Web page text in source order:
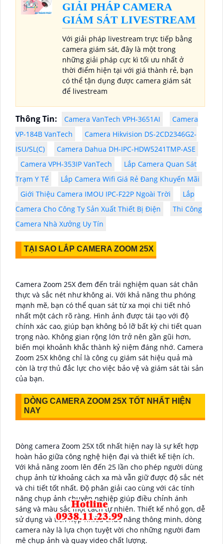
GIẢI PHÁP CAMERA
GIÁM SÁT LIVESTREAM
Với giải pháp livestream trực tiếp bằng
camera giám sát, đây là một trong
những giải pháp cực kì tối ưu nhất ở
thời điểm hiện tại với giá thành rẻ, bạn
có thể tận dụng được camera giám sát
để livestream
Thông Tin: Camera VanTech VPH-3651AI
Camera
VP-184B VanTech
Camera Hikvision DS-2CD2346G2-
ISU/SL(C)
Camera Dahua DH-IPC-HDW5241TMP-ASE
Camera VPH-353IP VanTech
Lắp Camera Quan Sát
Trạm Y Tế
Lắp Camera Wifi Giá Rẻ Đang Khuyến Mãi
Giới Thiệu Camera IMOU IPC-F22P Ngoài Trời
Lắp
Camera Cho Công Ty Sản Xuất Thiết Bị Điện
Thi Công
Camera Nhà Xưởng Uy Tín
TẠI SAO LẮP CAMERA ZOOM 25X
Camera Zoom 25X đem đến trải nghiệm quan sát chân
thực và sắc nét như không ai. Với khả năng thu phóng
mạnh mẽ, bạn có thể quan sát từ xa mọi chi tiết nhỏ
nhất một cách rõ ràng. Hình ảnh được tái tạo với độ
chính xác cao, giúp bạn không bỏ lỡ bất kỳ chi tiết quan
trọng nào. Không gian rộng lớn trở nên gần gũi hơn,
biến mọi khoảnh khắc thành kỷ niệm đáng nhớ. Camera
Zoom 25X không chỉ là công cụ giám sát hiệu quả mà
còn là trợ thủ đắc lực cho việc bảo vệ và giám sát tài sản
của bạn.
DÒNG CAMERA ZOOM 25X TỐT NHẤT HIỆN
NAY
Dòng camera Zoom 25X tốt nhất hiện nay là sự kết hợp
hoàn hảo giữa công nghệ hiện đại và thiết kế tiện ích.
Với khả năng zoom lên đến 25 lần cho phép người dùng
chụp ảnh từ khoảng cách xa mà vẫn giữ được độ sắc nét
và chi tiết tốt nhất. Độ phân giải cao cùng với các tính
năng chụp ảnh chuyên nghiệp giúp điều chỉnh ánh
sáng và màu sắc một cách tự nhiên. Thiết kế nhỏ gọn, dễ
sử dụng và tích hợp nhiều chức năng thông minh, dòng
camera này là lựa chọn tuyệt vời cho những người đam
mê chụp ảnh và quay video chất lượng.